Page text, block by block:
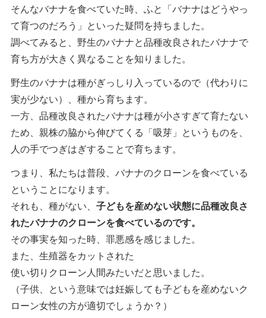
そんなバナナを食べていた時、ふと「バナナはどうやっ
て育つのだろう」といった疑問を持ちました。
調べてみると、野生のバナナと品種改良されたバナナで
育ち方が大きく異なることを知りました。
野生のバナナは種がぎっしり入っているので（代わりに
実が少ない）、種から育ちます。
一方、品種改良されたバナナは種が小さすぎて育たない
ため、親株の脇から伸びてくる「吸芽」というものを、
人の手でつぎはぎすることで育ちます。
つまり、私たちは普段、バナナのクローンを食べている
ということになります。
それも、種がない、 子どもを産めない状態に品種改良さ
れたバナナのクローンを食べているのです。
その事実を知った時、罪悪感を感じました。
また、生殖器をカットされた
使い切りクローン人間みたいだと思いました。
（子供、という意味では妊娠しても子どもを産めないク
ローン女性の方が適切でしょうか？）